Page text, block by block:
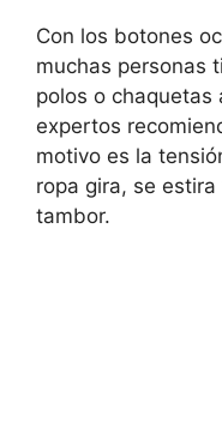
Con los botones
muchas personas
polos o chaquetas
expertos
motivo es la
ropa gira, se
tambor.